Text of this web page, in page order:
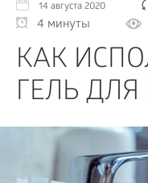
14 августа 2020
4 минуты
КАК
ГЕЛЬ ДЛЯ
ЗДОРОВЬЕ
КРАСОТА
ПСИХОЛОГИЯ
ДОМ
КАК?